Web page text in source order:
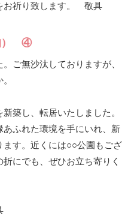
お祈り致します。 敬具
） ④
ご無沙汰しておりますが、
築し、転居いたしました。
ふれた環境を手にいれ、新
す。近くには○○公園もござ
にでも、ぜひお立ち寄りく